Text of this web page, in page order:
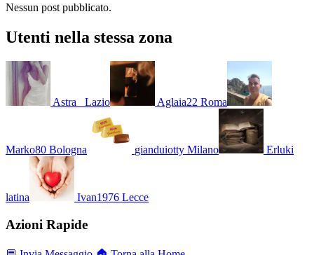
Nessun post pubblicato.
Utenti nella stessa zona
Astra_ Lazio Aglaia22 Roma
Marko80 Bologna gianduiotty Milano Erluki
latina Ivan1976 Lecce
Azioni Rapide